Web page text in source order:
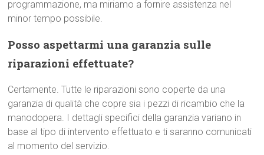
programmazione, ma miriamo a fornire assistenza nel
minor tempo possibile.
Posso aspettarmi una garanzia sulle
riparazioni effettuate?
Certamente. Tutte le riparazioni sono coperte da una
garanzia di qualità che copre sia i pezzi di ricambio che la
manodopera. I dettagli specifici della garanzia variano in
base al tipo di intervento effettuato e ti saranno comunicati
al momento del servizio.